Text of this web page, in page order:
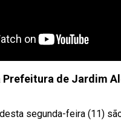
de Jardim
segunda-feira (11)